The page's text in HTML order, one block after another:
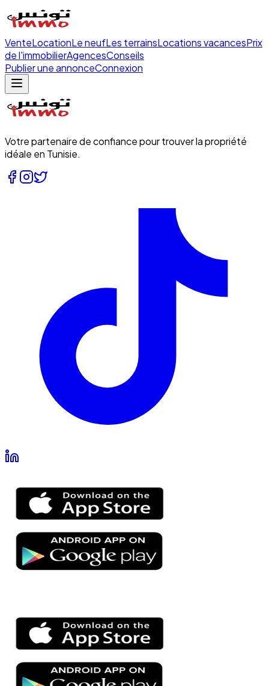
VenteLocationLe neufLes terrainsLocations vacancesPrix
de l'immobilierAgencesConseils
Publier une annonceConnexion
Votre partenaire de confiance pour trouver la propriété
idéale en Tunisie.